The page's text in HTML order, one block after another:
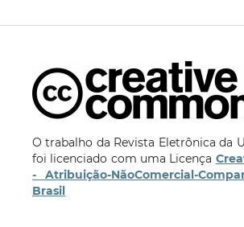
O trabalho da Revista Eletrônica da
foi licenciado com uma Licença
- Atribuição-NãoComercial-
Brasil